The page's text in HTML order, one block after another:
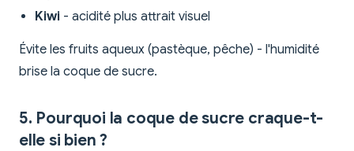
Kiwi - acidité plus attrait visuel
Évite les fruits aqueux (pastèque, pêche) - l'humidité
brise la coque de sucre.
5. Pourquoi la coque de sucre craque-t-
elle si bien ?